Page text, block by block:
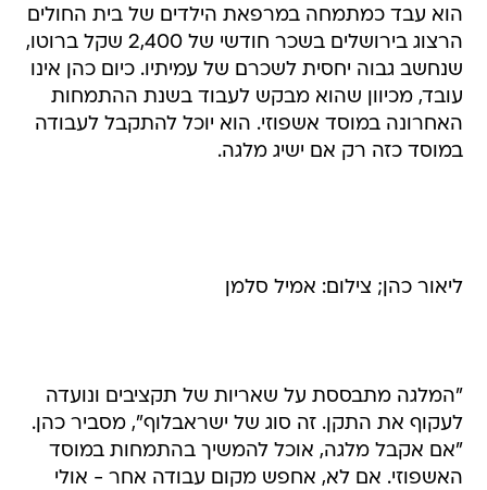
הוא עבד כמתמחה במרפאת הילדים של בית החולים
הרצוג בירושלים בשכר חודשי של 2,400 שקל ברוטו,
שנחשב גבוה יחסית לשכרם של עמיתיו. כיום כהן אינו
עובד, מכיוון שהוא מבקש לעבוד בשנת ההתמחות
האחרונה במוסד אשפוזי. הוא יוכל להתקבל לעבודה
במוסד כזה רק אם ישיג מלגה.
ליאור כהן; צילום: אמיל סלמן
"המלגה מתבססת על שאריות של תקציבים ונועדה
לעקוף את התקן. זה סוג של ישראבלוף", מסביר כהן.
"אם אקבל מלגה, אוכל להמשיך בהתמחות במוסד
האשפוזי. אם לא, אחפש מקום עבודה אחר - אולי